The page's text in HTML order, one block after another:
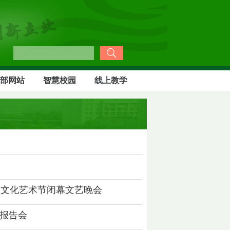
网站 智慧校园 线上教学
化艺术节闭幕文艺晚会
告会